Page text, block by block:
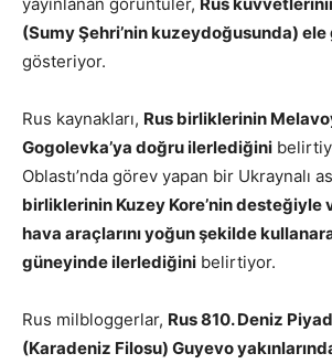
(Sumy Şehri’nin kuzeydoğusunda)
gösteriyor.
Rus kaynakları, Rus birliklerinin
Gogolevka’ya doğru ilerlediğini
Oblastı’nda görev yapan bir Ukraynalı
birliklerinin Kuzey Kore’nin desteğiyle
hava araçlarını yoğun şekilde
güneyinde ilerlediğini belirtiyor.
Rus milbloggerlar, Rus 810. Deniz
(Karadeniz Filosu) Guyevo